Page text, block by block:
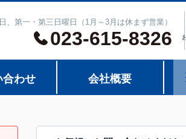
第一・第三日曜日（1月～3月は休まず営業）
023-615-8326
合わせ 会社概要